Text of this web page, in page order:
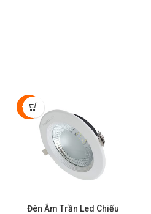
-50%
Đèn Âm Trần Led Chiếu